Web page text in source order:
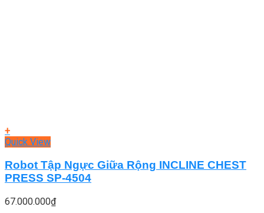
+
Quick View
Robot Tập Ngực Giữa Rộng INCLINE CHEST
PRESS SP-4504
67.000.000₫